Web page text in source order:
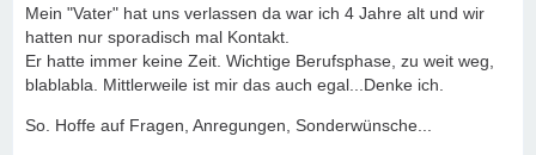
Mein "Vater" hat uns verlassen da war ich 4 Jahre alt und wir
hatten nur sporadisch mal Kontakt.
Er hatte immer keine Zeit. Wichtige Berufsphase, zu weit weg,
blablabla. Mittlerweile ist mir das auch egal...Denke ich.
So. Hoffe auf Fragen, Anregungen, Sonderwünsche...